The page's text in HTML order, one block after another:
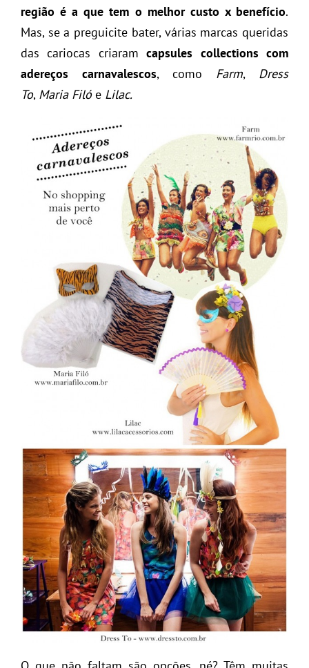
região é a que tem o melhor custo x benefício.
Mas, se a preguicite bater, várias marcas queridas
das cariocas criaramcapsules collections com
adereços carnavalescos, como Farm, Dress
To, Maria Filóe Lilac.